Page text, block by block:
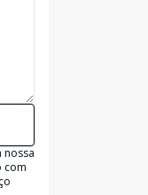
nossa
com